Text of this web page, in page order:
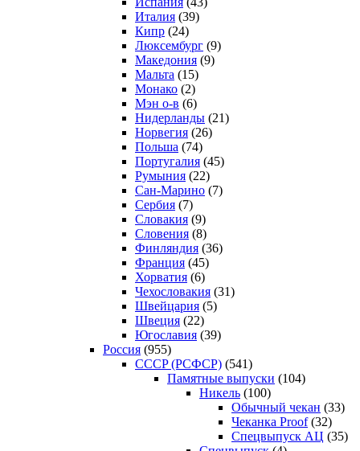
Италия (39)
Кипр (24)
Люксембург (9)
Македония (9)
Мальта (15)
Монако (2)
Мэн о-в (6)
Нидерланды (21)
Норвегия (26)
Польша (74)
Португалия (45)
Румыния (22)
Сан-Марино (7)
Сербия (7)
Словакия (9)
Словения (8)
Финляндия (36)
Франция (45)
Хорватия (6)
Чехословакия (31)
Швейцария (5)
Швеция (22)
Югославия (39)
Россия (955)
CCCP (РСФСР) (541)
Памятные выпуски (104)
Никель (100)
Обычный чекан (33)
Чеканка Proof(32)
Спецвыпуск АЦ (35)